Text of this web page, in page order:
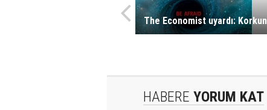
The Economist uyardı: Korkun
HABERE YORUM KAT